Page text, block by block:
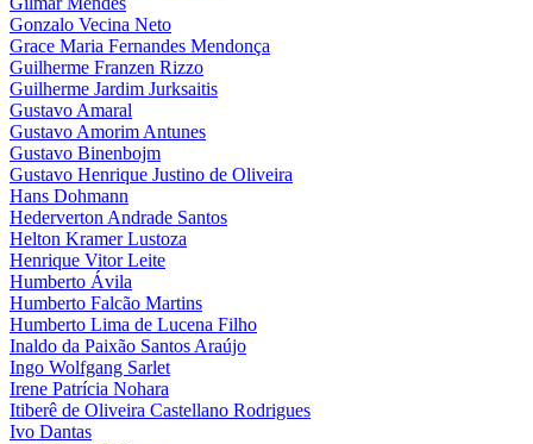
Gonzalo Vecina Neto
Grace Maria Fernandes Mendonça
Guilherme Franzen Rizzo
Guilherme Jardim Jurksaitis
Gustavo Amaral
Gustavo Amorim Antunes
Gustavo Binenbojm
Gustavo Henrique Justino de Oliveira
Hans Dohmann
Hederverton Andrade Santos
Helton Kramer Lustoza
Henrique Vitor Leite
Humberto Ávila
Humberto Falcão Martins
Humberto Lima de Lucena Filho
Inaldo da Paixão Santos Araújo
Ingo Wolfgang Sarlet
Irene Patrícia Nohara
Itiberê de Oliveira Castellano Rodrigues
Ivo Dantas